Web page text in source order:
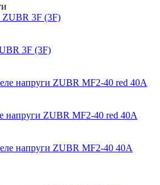
3F (3F)
напруги ZUBR MF2-40 red 40А